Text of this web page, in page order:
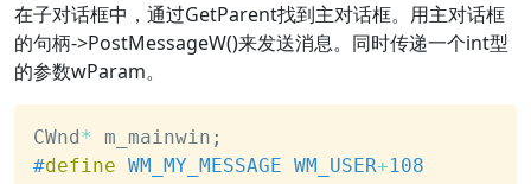
在子对话框中，通过GetParent找到主对话框。用主对话框
的句柄->PostMessageW()来发送消息。同时传递一个int型
的参数wParam。
CWnd * m_mainwin ;
#define WM_MY_MESSAGE WM_USER+108